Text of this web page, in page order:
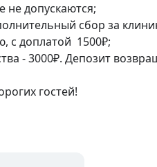
не допускаются;
сбор за
с доплатой  1500₽;
- 3000₽. Депозит
гостей!